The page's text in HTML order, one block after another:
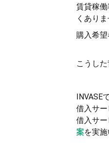
賃貸稼
くありま
購入希
こうし
INVASE
借入サー
借入サ
案を実施